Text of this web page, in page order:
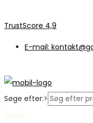
TrustScore 4,9
E-mail:
Søge efter:>
Konto